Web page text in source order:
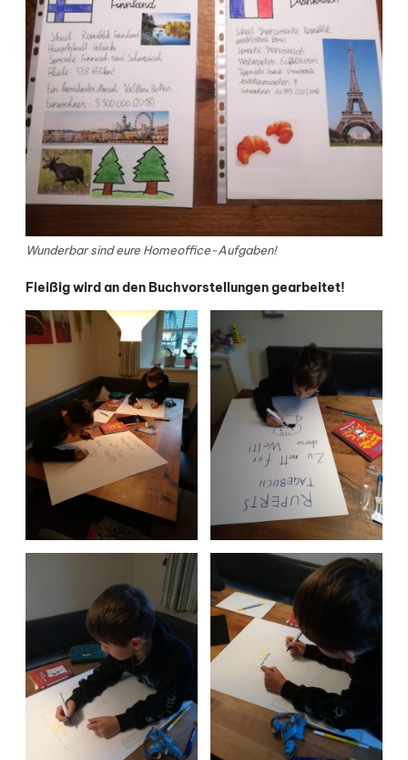
Wunderbar sind eure Homeoffice-Aufgaben!
Fleißig wird an den Buchvorstellungen gearbeitet!